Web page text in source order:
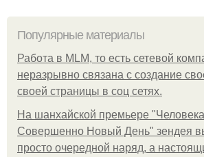
Популярные материалы
Работа в MLM, то есть сетевой
неразрывно связана с создание
своей страницы в соц сетях.
На шанхайской премьере
Совершенно Новый День" зендея
просто очередной наряд, а